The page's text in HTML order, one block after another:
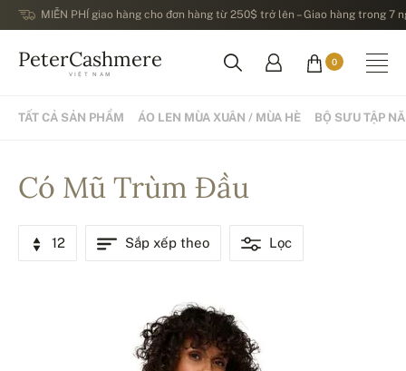
MIỄN PHÍ giao hàng cho đơn hàng từ 250$ trở lên – Giao hàng trong 7
PeterCashmere
VIỆT NAM
0
Có Mũ Trùm Đầu
12 Sắp xếp theo Lọc
TẤT CẢ SẢN PHẨM ÁO LEN MÙA XUÂN / MÙA HÈ BỘ SƯU TẬP